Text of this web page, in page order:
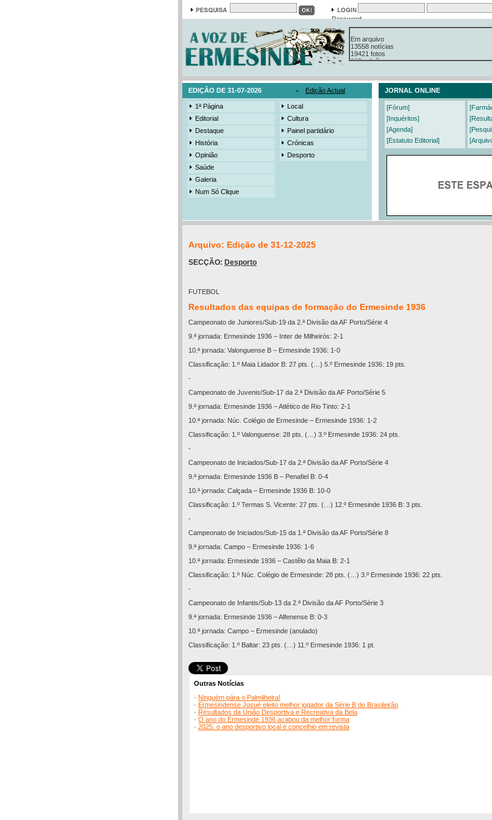
Password
Em arquivo
13558 notícias
19421 fotos
385 edições
EDIÇÃO DE 31-07-2026 Edição Actual JORNAL ONLINE
1ª Página
Editorial
Destaque
História
Opinião
Saúde
Galeria
Num Só Clique
Local
Cultura
Painel partidário
Crónicas
Desporto
[Fórum]
[Inquéritos]
[Agenda]
[Estatuto Editorial]
Arquivo: Edição de 31-12-2025
SECÇÃO: Desporto
FUTEBOL
Resultados das equipas de formação do Ermesinde 1936
Campeonato de Juniores/Sub-19 da 2.ª Divisão da AF Porto/Série 4
9.ª jornada: Ermesinde 1936 – Inter de Milheirós: 2-1
10.ª jornada: Valonguense B – Ermesinde 1936: 1-0
Classificação: 1.º Maia Lidador B: 27 pts. (…) 5.º Ermesinde 1936: 19 pts.
-
Campeonato de Juvenis/Sub-17 da 2.ª Divisão da AF Porto/Série 5
9.ª jornada: Ermesinde 1936 – Atlético de Rio Tinto: 2-1
10.ª jornada: Núc. Colégio de Ermesinde – Ermesinde 1936: 1-2
Classificação: 1.º Valonguense: 28 pts. (…) 3.º Ermesinde 1936: 24 pts.
-
Campeonato de Iniciados/Sub-17 da 2.ª Divisão da AF Porto/Série 4
9.ª jornada: Ermesinde 1936 B – Penafiel B: 0-4
10.ª jornada: Calçada – Ermesinde 1936 B: 10-0
Classificação: 1.º Termas S. Vicente: 27 pts. (…) 12.º Ermesinde 1936 B: 3 pts.
-
Campeonato de Iniciados/Sub-15 da 1.ª Divisão da AF Porto/Série 8
9.ª jornada: Campo – Ermesinde 1936: 1-6
10.ª jornada: Ermesinde 1936 – Castêlo da Maia B: 2-1
Classificação: 1.º Núc. Colégio de Ermesinde: 28 pts. (…) 3.º Ermesinde 1936: 22 pts.
-
Campeonato de Infantis/Sub-13 da 2.ª Divisão da AF Porto/Série 3
9.ª jornada: Ermesinde 1936 – Alfenense B: 0-3
10.ª jornada: Campo – Ermesinde (anulado)
Classificação: 1.º Baltar: 23 pts. (…) 11.º Ermesinde 1936: 1 pt.
Outras Notícias
· Ninguém pára o Palmilheira!
· Ermesindense Josué eleito melhor jogador da Série B do Brasileirão
· Resultados da União Desportiva e Recreativa da Bela
· O ano do Ermesinde 1936 acabou da melhor forma
· 2025: o ano desportivo local e concelhio em revista